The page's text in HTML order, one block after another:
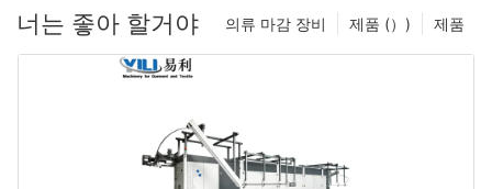
너는 좋아 할거야 제품
제품 (）)
의류 마감 장비